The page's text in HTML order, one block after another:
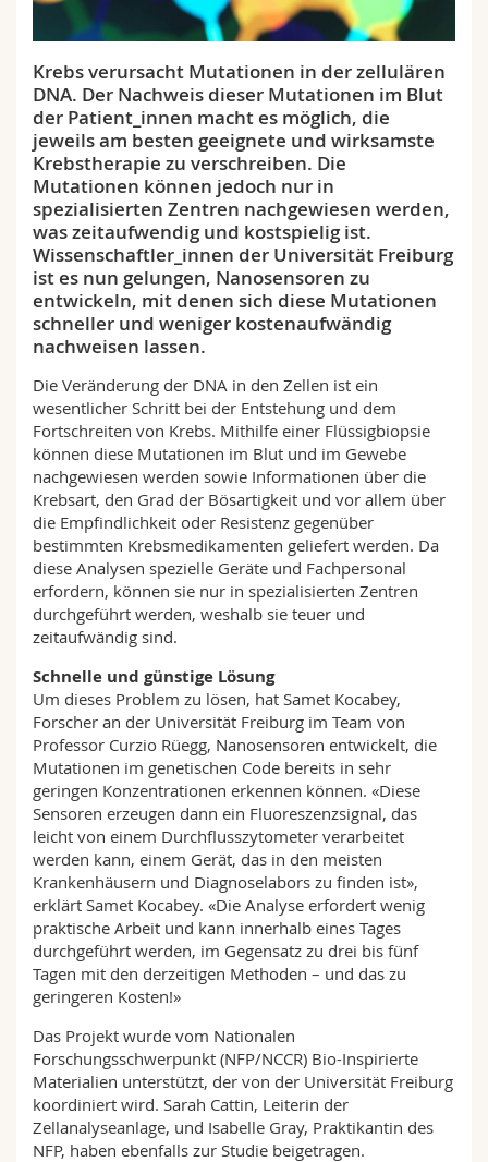
Math.-Nat. und Med. Fak.
Interfakultär
Mitarbeitende
Doktorierende
Webmail
Vorlesungsverzeichnis
MyUnifr
Krebs verursacht Mutationen in der zellulären
DNA. Der Nachweis dieser Mutationen im Blut
der Patient_innen macht es möglich, die
jeweils am besten geeignete und wirksamste
Krebstherapie zu verschreiben. Die
Mutationen können jedoch nur in
spezialisierten Zentren nachgewiesen werden,
was zeitaufwendig und kostspielig ist.
Wissenschaftler_innen der Universität Freiburg
ist es nun gelungen, Nanosensoren zu
entwickeln, mit denen sich diese Mutationen
schneller und weniger kostenaufwändig
nachweisen lassen.
Die Veränderung der DNA in den Zellen ist ein
wesentlicher Schritt bei der Entstehung und dem
Fortschreiten von Krebs. Mithilfe einer Flüssigbiopsie
können diese Mutationen im Blut und im Gewebe
nachgewiesen werden sowie Informationen über die
Krebsart, den Grad der Bösartigkeit und vor allem über
die Empfindlichkeit oder Resistenz gegenüber
bestimmten Krebsmedikamenten geliefert werden. Da
diese Analysen spezielle Geräte und Fachpersonal
erfordern, können sie nur in spezialisierten Zentren
durchgeführt werden, weshalb sie teuer und
zeitaufwändig sind.
Schnelle und günstige Lösung
Um dieses Problem zu lösen, hat Samet Kocabey,
Forscher an der Universität Freiburg im Team von
Professor Curzio Rüegg, Nanosensoren entwickelt, die
Mutationen im genetischen Code bereits in sehr
geringen Konzentrationen erkennen können. «Diese
Sensoren erzeugen dann ein Fluoreszenzsignal, das
leicht von einem Durchflusszytometer verarbeitet
werden kann, einem Gerät, das in den meisten
Krankenhäusern und Diagnoselabors zu finden ist»,
erklärt Samet Kocabey. «Die Analyse erfordert wenig
praktische Arbeit und kann innerhalb eines Tages
durchgeführt werden, im Gegensatz zu drei bis fünf
Tagen mit den derzeitigen Methoden – und das zu
geringeren Kosten!»
Das Projekt wurde vom Nationalen
Forschungsschwerpunkt (NFP/NCCR) Bio-Inspirierte
Materialien unterstützt, der von der Universität Freiburg
koordiniert wird. Sarah Cattin, Leiterin der
Zellanalyseanlage, und Isabelle Gray, Praktikantin des
NFP, haben ebenfalls zur Studie beigetragen.